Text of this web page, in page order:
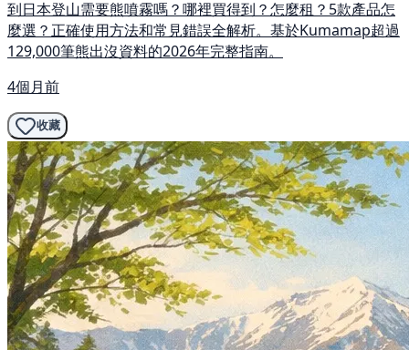
到日本登山需要熊噴霧嗎？哪裡買得到？怎麼租？5款產品怎
麼選？正確使用方法和常見錯誤全解析。基於Kumamap超過
129,000筆熊出沒資料的2026年完整指南。
4個月前
收藏